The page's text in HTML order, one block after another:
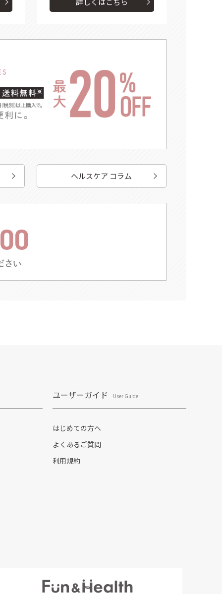
ヘルスケア コラム
ユーザーガイド User Guide
はじめての方へ
よくあるご質問
利用規約